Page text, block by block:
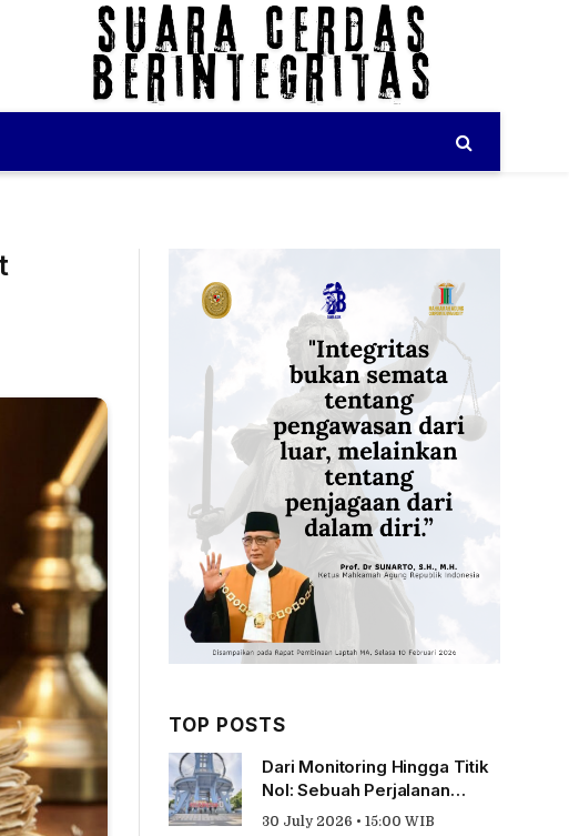
TOP POSTS
Dari Monitoring Hingga Titik
Nol: Sebuah Perjalanan
Tentang Pengabdian
30 July 2026 • 15:00 WIB